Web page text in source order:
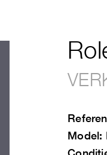
Model: